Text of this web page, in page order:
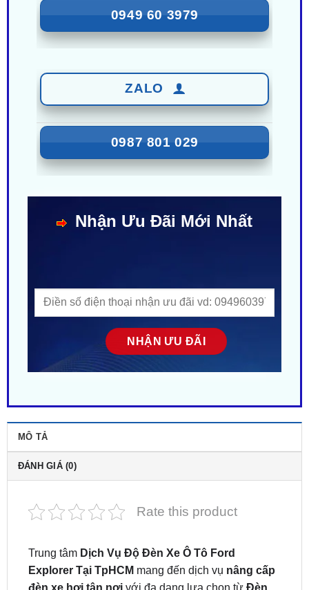
0987 801 029
ĐÁNH GIÁ (0)
Trung tâmDịch Vụ Độ Đèn Xe Ô Tô Ford
đèn xe hơi tận nơi với đa dạng lựa chọn từ
Halogen, đèn pha XENON – HID, đèn pha Laser
và đèn pha LED ô tô…, phù hợp với mọi nhu cầu.